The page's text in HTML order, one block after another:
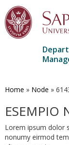
main
Home » Node »
ESEMPIO
Lorem ipsum dolor
nonumy eirmod